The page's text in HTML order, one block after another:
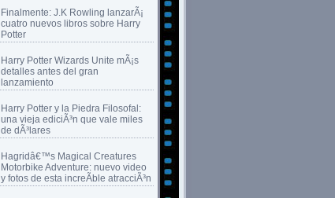
Finalmente: J.K Rowling lanzarÃ¡
cuatro nuevos libros sobre Harry
Potter
Harry Potter Wizards Unite mÃ¡s
detalles antes del gran
lanzamiento
Harry Potter y la Piedra Filosofal:
una vieja ediciÃ³n que vale miles
de dÃ³lares
Hagridâ€™s Magical Creatures
Motorbike Adventure: nuevo video
y fotos de esta increÃ­ble atracciÃ³n